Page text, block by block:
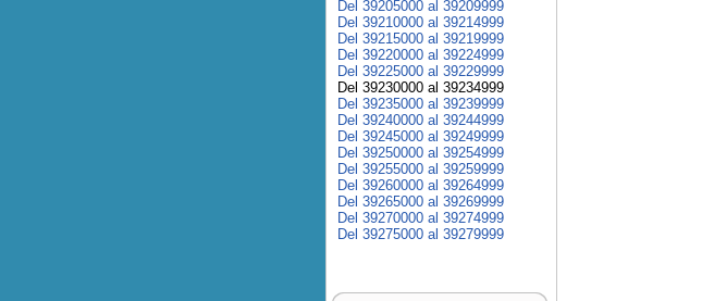
Del 39205000 al 39209999
Del 39210000 al 39214999
Del 39215000 al 39219999
Del 39220000 al 39224999
Del 39225000 al 39229999
Del 39230000 al 39234999
Del 39235000 al 39239999
Del 39240000 al 39244999
Del 39245000 al 39249999
Del 39250000 al 39254999
Del 39255000 al 39259999
Del 39260000 al 39264999
Del 39265000 al 39269999
Del 39270000 al 39274999
Del 39275000 al 39279999